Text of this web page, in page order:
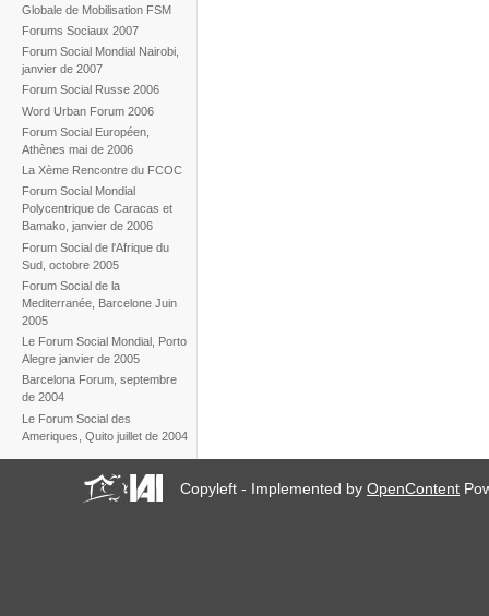
Globale de Mobilisation FSM
Forums Sociaux 2007
Forum Social Mondial Nairobi,
janvier de 2007
Forum Social Russe 2006
Word Urban Forum 2006
Forum Social Européen,
Athènes mai de 2006
La Xème Rencontre du FCOC
Forum Social Mondial
Polycentrique de Caracas et
Bamako, janvier de 2006
Forum Social de l'Afrique du
Sud, octobre 2005
Forum Social de la
Mediterranée, Barcelone Juin
2005
Le Forum Social Mondial, Porto
Alegre janvier de 2005
Barcelona Forum, septembre
de 2004
Le Forum Social des
Ameriques, Quito juillet de 2004
Copyleft - Implemented byOpenContent